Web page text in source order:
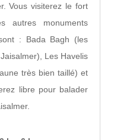
Vous visiterez le fort
autres monuments
: Bada Bagh (les
Les Havelis
très bien taillé) et
libre pour balader